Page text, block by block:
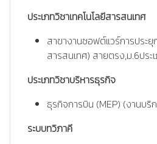
ประเภทวิชาเทคโนโลยีสารสนเทศ
สาขางานซอฟต์แวร์การประยุ
สารสนเทศ) สายตรง,ม.6ประ
ประเภทวิชาบริหารธุรกิจ
ธุรกิจการบิน (MEP) (งานบริ
ระบบทวิภาคี